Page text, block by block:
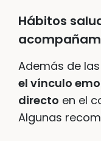
Hábitos
Además de
el vínculo
directo en el
Algunas